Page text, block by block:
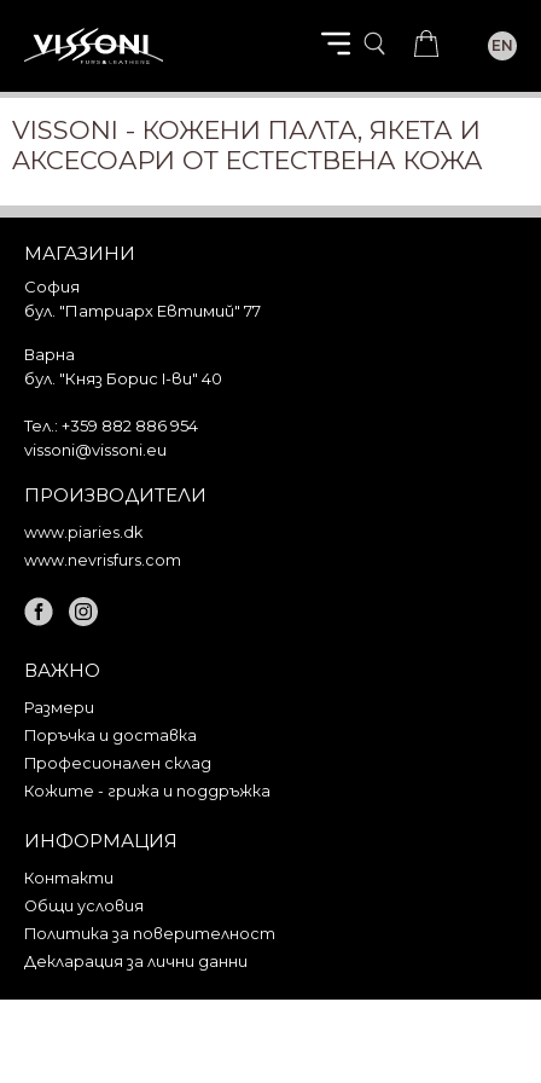
EN
VISSONI - КОЖЕНИ ПАЛТА, ЯКЕТА И
AКСЕСОАРИ ОТ ЕСТЕСТВЕНА КОЖА
МАГАЗИНИ
София
бул. "Патриарх Евтимий" 77
Варна
бул. "Княз Борис I-ви" 40
Тел.: +359 882 886 954
vissoni@vissoni.eu
ПРОИЗВОДИТЕЛИ
www.piaries.dk
www.nevrisfurs.com
ВАЖНО
Размери
Поръчка и доставка
Професионален склад
Кожите - грижа и поддръжка
ИНФОРМАЦИЯ
Контакти
Общи условия
Политика за поверителност
Декларация за лични данни